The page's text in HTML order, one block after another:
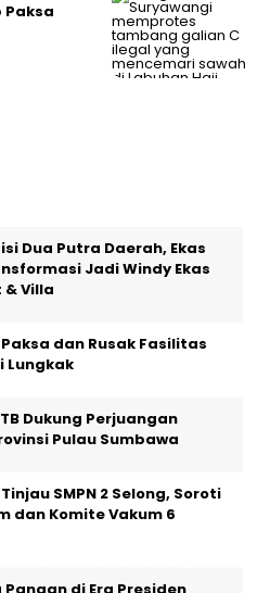
Dua Putra Daerah, Ekas
Jadi Windy Ekas
& Villa
dan Rusak Fasilitas
Lungkak
Dukung Perjuangan
Pulau Sumbawa
SMPN 2 Selong, Soroti
dan Komite Vakum 6